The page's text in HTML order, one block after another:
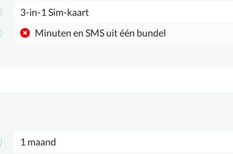
3-in-1 Sim-kaart
Minuten en SMS uit één bundel
1 maand